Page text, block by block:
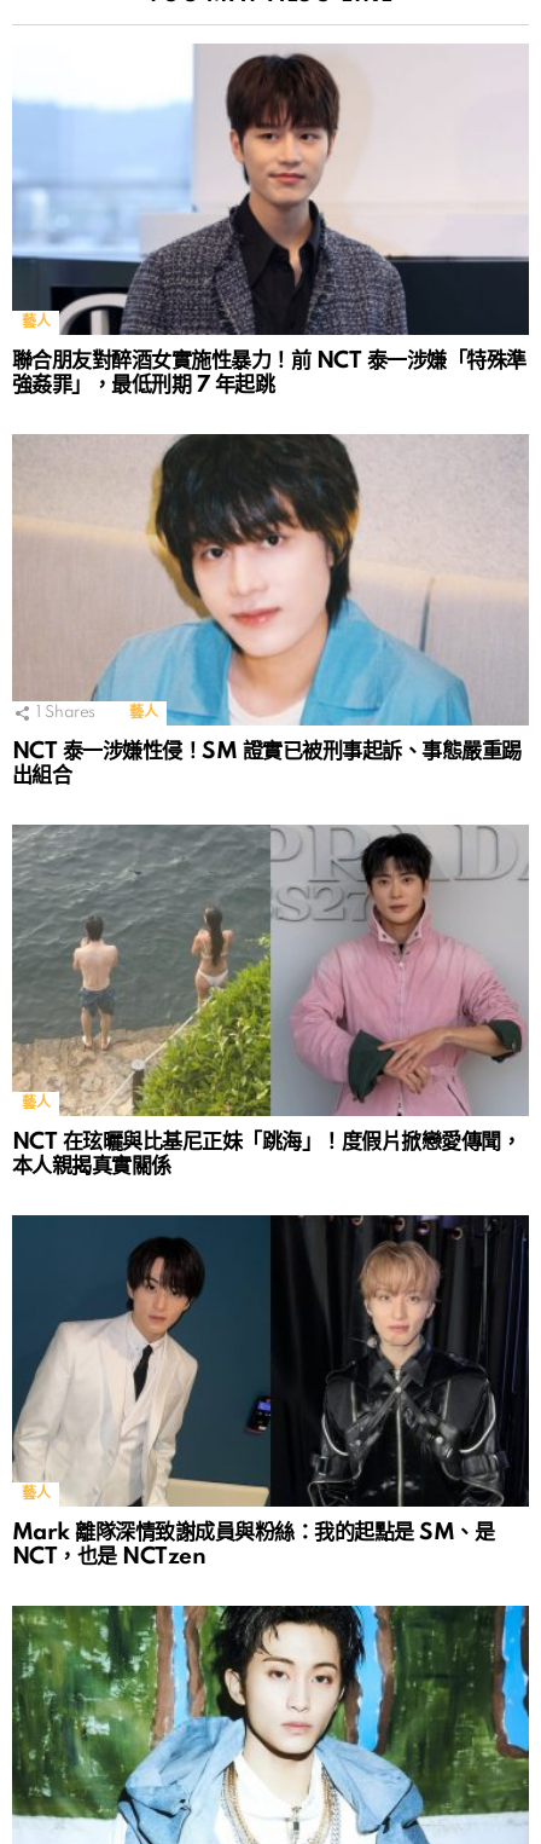
藝人
聯合朋友對醉酒女實施性暴力！前 NCT 泰一涉嫌「特殊準
強姦罪」，最低刑期 7 年起跳
Shares 藝人
NCT 泰一涉嫌性侵！SM 證實已被刑事起訴、事態嚴重踢
出組合
藝人
NCT 在玹曬與比基尼正妹「跳海」！度假片掀戀愛傳聞，
本人親揭真實關係
藝人
Mark 離隊深情致謝成員與粉絲：我的起點是 SM、是
NCT，也是 NCTzen